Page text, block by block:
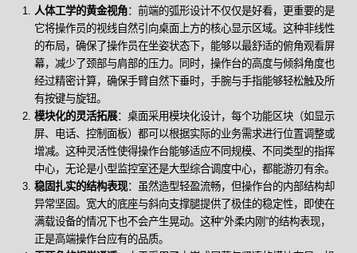
人体工学的黄金视角：前端的弧形设计不仅仅是好看，更重要的是
它将操作员的视线自然引向桌面上方的核心显示区域。这种非线性
的布局，确保了操作员在坐姿状态下，能够以最舒适的俯角观看屏
幕，减少了颈部与肩部的压力。同时，操作台的高度与倾斜角度也
经过精密计算，确保手臂自然下垂时，手腕与手指能够轻松触及所
有按键与旋钮。
模块化的灵活拓展：桌面采用模块化设计，每个功能区块（如显示
屏、电话、控制面板）都可以根据实际的业务需求进行位置调整或
增减。这种灵活性使得操作台能够适应不同规模、不同类型的指挥
中心，无论是小型监控室还是大型综合调度中心，都能游刃有余。
稳固扎实的结构表现：虽然造型轻盈流畅，但操作台的内部结构却
异常坚固。宽大的底座与斜向支撑腿提供了极佳的稳定性，即使在
满载设备的情况下也不会产生晃动。这种“外柔内刚”的结构表现，
正是高端操作台应有的品质。